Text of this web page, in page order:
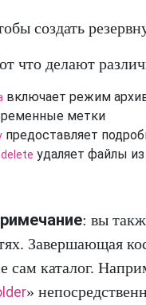
создать
что делают
включает режим
метки
предоставляет
удаляет файлы
: вы
Завершающая
сам каталог.
»